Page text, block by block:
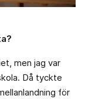
men jag var
Då tyckte
för